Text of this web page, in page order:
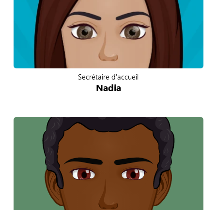
Nadia
Secrétaire d'accueil